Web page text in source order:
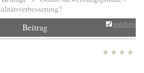
Beitrag merken